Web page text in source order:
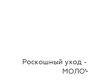
Роскошный уход